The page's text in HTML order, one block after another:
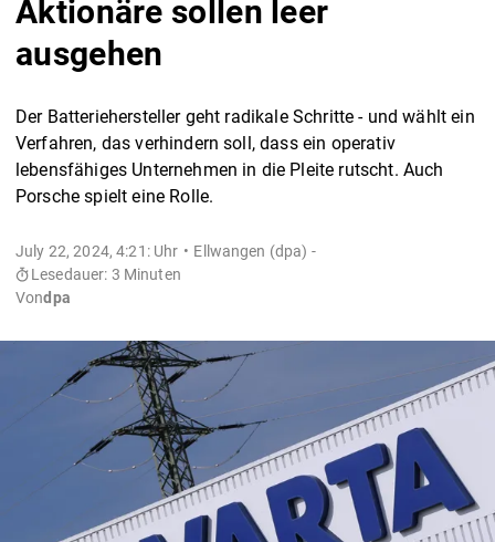
Aktionäre sollen leer
ausgehen
Der Batteriehersteller geht radikale Schritte - und wählt ein
Verfahren, das verhindern soll, dass ein operativ
lebensfähiges Unternehmen in die Pleite rutscht. Auch
Porsche spielt eine Rolle.
July 22, 2024, 4:21: Uhr
Ellwangen (dpa) -
Lesedauer: 3 Minuten
Vondpa